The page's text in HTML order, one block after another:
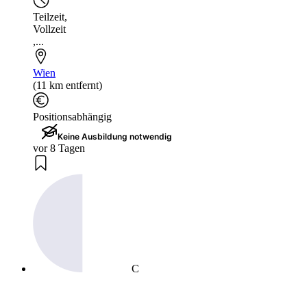
Teilzeit,
Vollzeit
,...
Wien
(11 km entfernt)
Positionsabhängig
Keine Ausbildung notwendig
vor 8 Tagen
C